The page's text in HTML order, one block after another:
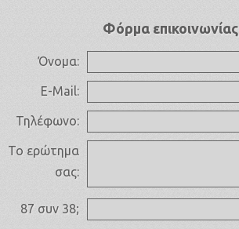
Φόρμα επικοινωνίας
Όνομα:
E-Mail:
Τηλέφωνο:
Το ερώτημα
σας:
87 συν 38;